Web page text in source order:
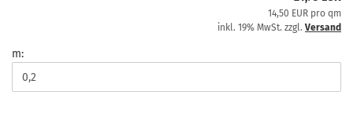
14,50 EUR pro qm
inkl. 19% MwSt. zzgl. Versand
m: